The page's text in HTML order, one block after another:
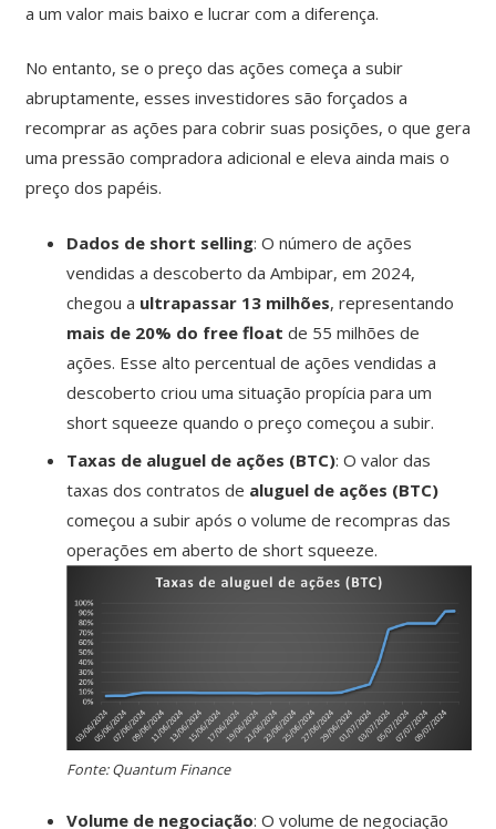
a um valor mais baixo e lucrar com a diferença.
No entanto, se o preço das ações começa a subir
abruptamente, esses investidores são forçados a
recomprar as ações para cobrir suas posições, o que gera
uma pressão compradora adicional e eleva ainda mais o
preço dos papéis.
Dados de short selling: O número de ações
vendidas a descoberto da Ambipar, em 2024,
chegou a ultrapassar 13 milhões, representando
mais de 20% do free float de 55 milhões de
ações. Esse alto percentual de ações vendidas a
descoberto criou uma situação propícia para um
short squeeze quando o preço começou a subir.
Taxas de aluguel de ações (BTC): O valor das
taxas dos contratos de aluguel de ações (BTC)
começou a subir após o volume de recompras das
operações em aberto de short squeeze.
Fonte: Quantum Finance
Volume de negociação: O volume de negociação